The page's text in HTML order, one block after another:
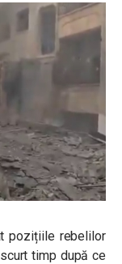
pozițiile rebelilor
timp după ce